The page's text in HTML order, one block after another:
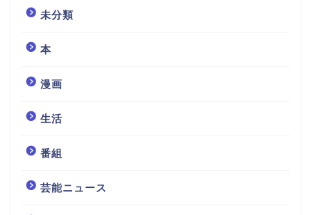
未分類
本
漫画
生活
番組
芸能ニュース